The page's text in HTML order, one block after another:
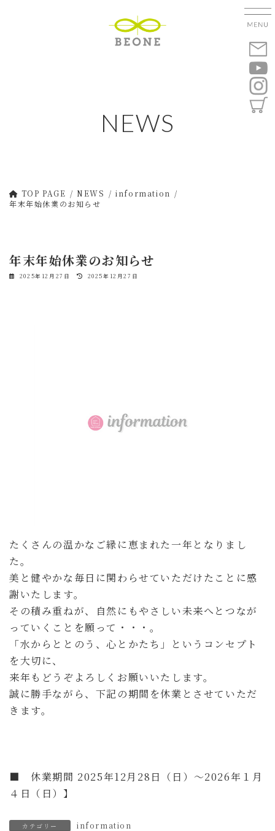
NEWS
TOP PAGE NEWS
information
年末年始休業のお知らせ
年末年始休業のお知らせ
2025年12月27日
最
2025年12月27日
たくさんの温かなご縁に恵まれた一年となりまし
た。
美と健やかな毎日に関わらせていただけたことに感
謝いたします。
その積み重ねが、自然にもやさしい未来へとつなが
っていくことを願って・・・。
「水からととのう、心とかたち」というコンセプト
を大切に、
来年もどうぞよろしくお願いいたします。
誠に勝手ながら、下記の期間を休業とさせていただ
きます。
■
休業期間 2025年12月28日（日）〜2026年１月
４日（日）】
カテゴリー information